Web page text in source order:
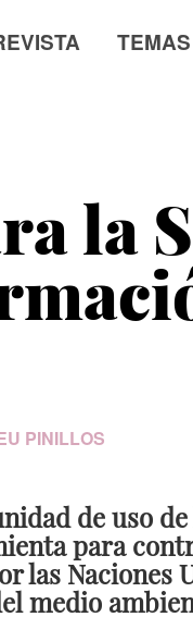
TEMAS
la
PINILLOS
de uso
para
las Naciones
medio